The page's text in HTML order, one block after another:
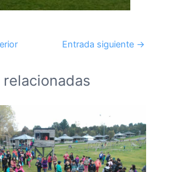
Entrada siguiente →
relacionadas